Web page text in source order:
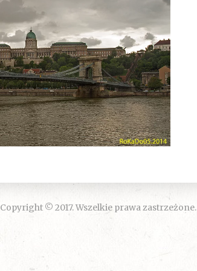
Copyright © 2017. Wszelkie prawa zastrzeżone.